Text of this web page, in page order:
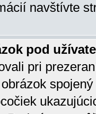
navštívte
pod
pri